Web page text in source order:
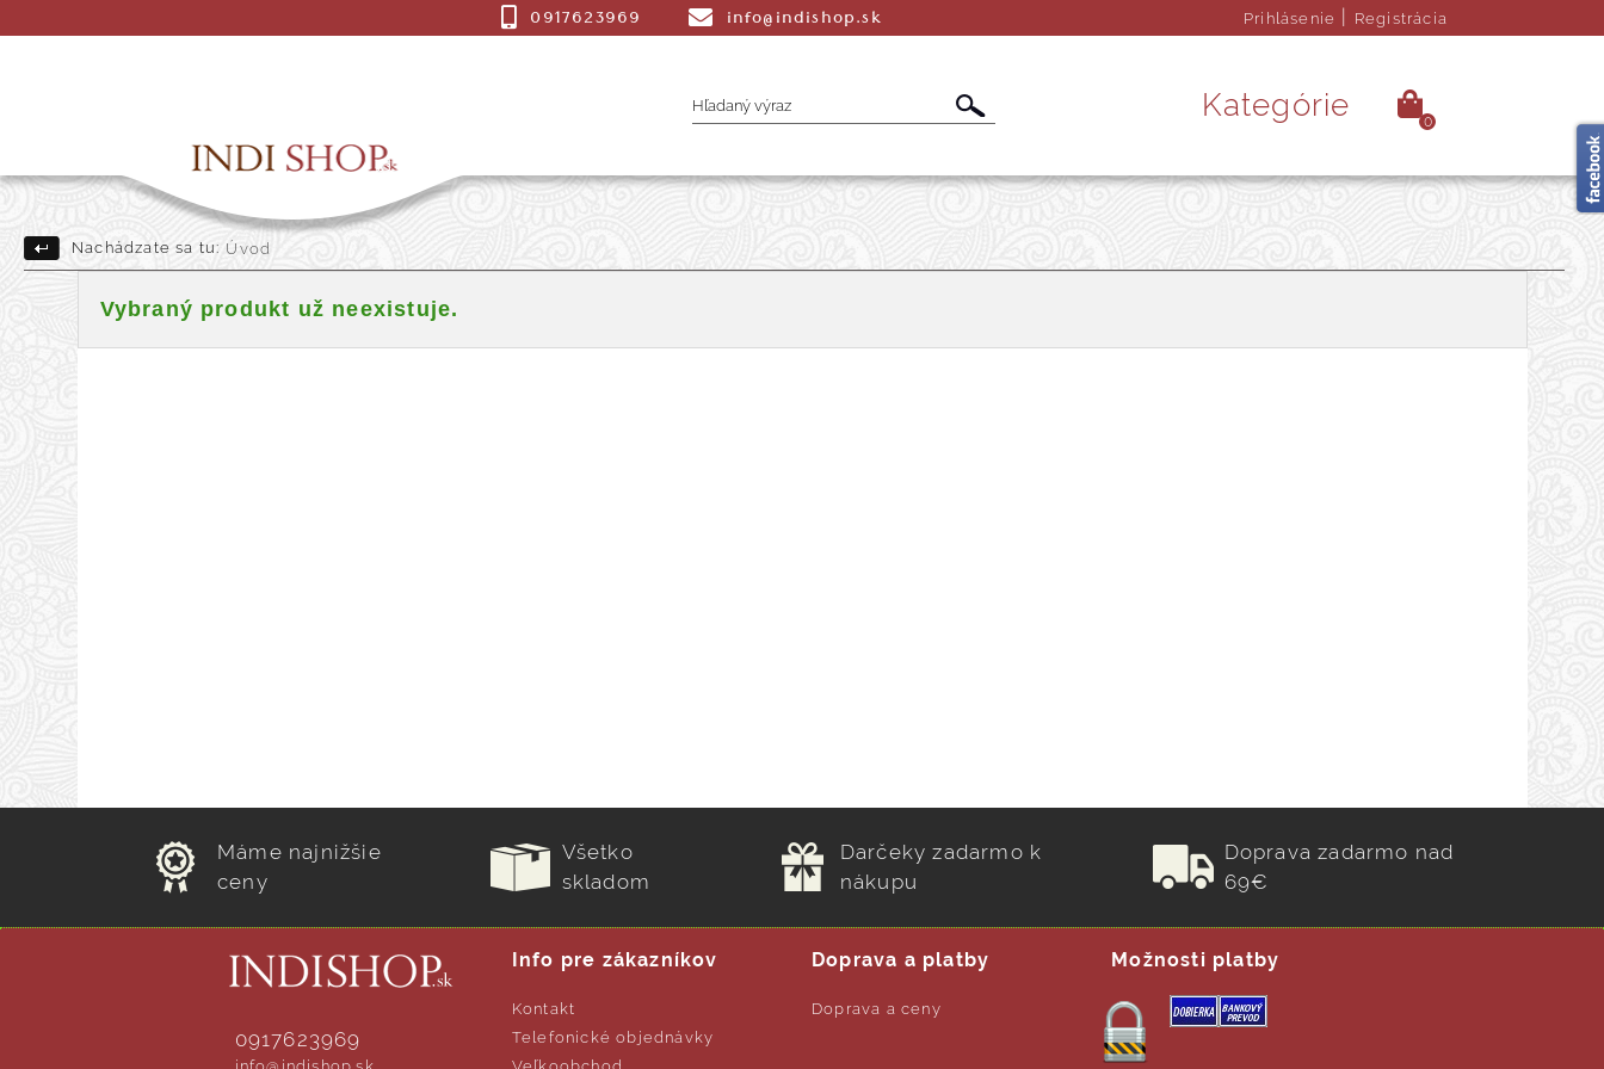
0917623969 info@indishop.sk Prihlásenie Registrácia
0
Kategórie
Drevené Sošky
Darčekové a dekoračné predmety
Nachádzate sa tu: Úvod
Vybraný produkt už neexistuje.
Máme najnižšie
ceny
Všetko
skladom
Darčeky zadarmo k
nákupu
Doprava zadarmo nad
69€
0917623969
Info pre zákazníkov
Kontakt
Telefonické objednávky
Doprava a platby
Doprava a ceny
Možnosti platby